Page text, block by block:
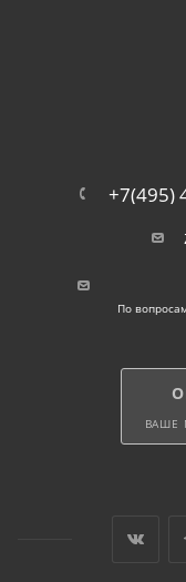
+7(495)
По
ВАШЕ